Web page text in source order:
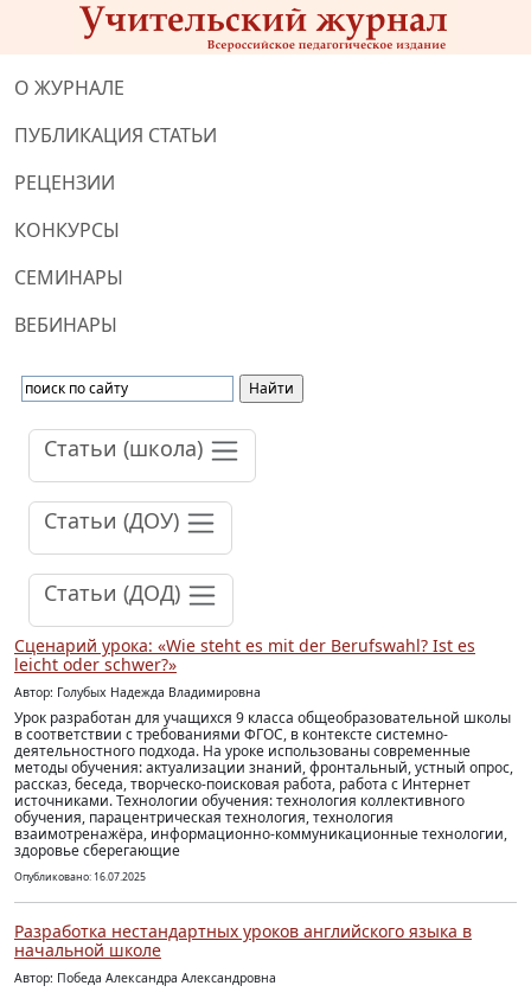
О ЖУРНАЛЕ
ПУБЛИКАЦИЯ СТАТЬИ
РЕЦЕНЗИИ
КОНКУРСЫ
СЕМИНАРЫ
ВЕБИНАРЫ
Статьи (школа)
Статьи (ДОУ)
Статьи (ДОД)
Сценарий урока: «Wie steht es mit der Berufswahl? Ist es
leicht oder schwer?»
Автор: Голубых Надежда Владимировна
Урок разработан для учащихся 9 класса общеобразовательной школы
в соответствии с требованиями ФГОС, в контексте системно-
деятельностного подхода. На уроке использованы современные
методы обучения: актуализации знаний, фронтальный, устный опрос,
рассказ, беседа, творческо-поисковая работа, работа с Интернет
источниками. Технологии обучения: технология коллективного
обучения, парацентрическая технология, технология
взаимотренажёра, информационно-коммуникационные технологии,
здоровье сберегающие
Опубликовано: 16.07.2025
Разработка нестандартных уроков английского языка в
начальной школе
Автор: Победа Александра Александровна